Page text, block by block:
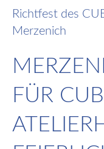
Richtfest des
Merzenich
FÜR